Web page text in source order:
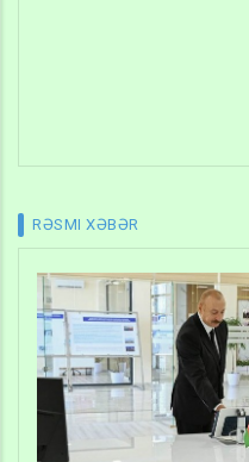
RƏSMI XƏBƏR